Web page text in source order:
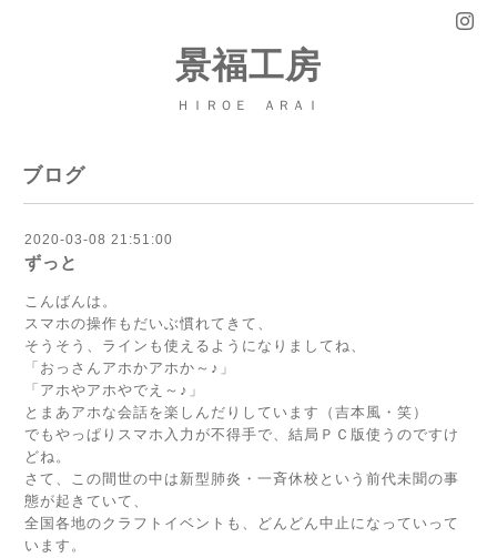
景福工房
ＨＩＲＯＥ ＡＲＡＩ
ブログ
2020-03-08 21:51:00
ずっと
こんばんは。
スマホの操作もだいぶ慣れてきて、
そうそう、ラインも使えるようになりましてね、
「おっさんアホかアホか～♪」
「アホやアホやでえ～♪」
とまあアホな会話を楽しんだりしています（吉本風・笑）
でもやっぱりスマホ入力が不得手で、結局ＰＣ版使うのですけ
どね。
さて、この間世の中は新型肺炎・一斉休校という前代未聞の事
態が起きていて、
全国各地のクラフトイベントも、どんどん中止になっていって
います。